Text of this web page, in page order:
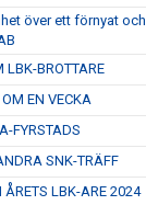
över ett förnyat och
BROTTARE
EN VECKA
FYRSTADS
SNK-TRÄFF
ÅRETS LBK-ARE 2024